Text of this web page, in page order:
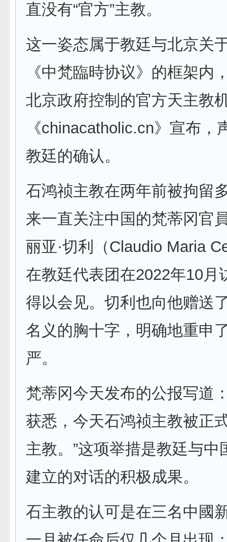
直没有“官方”主教。
这一姿态属于教廷与北京关
《中梵臨時协议》的框架内
北京政府控制的官方天主教
《chinacatholic.cn》宣布，
教廷的确认。
石鸿祯主教在两年前被拘留
来一直关注中国的梵蒂冈官
丽亚·切利（Claudio Maria
在教廷代表团在2022年10月
得以会见。切利也向他赠送
名义的胸十字，明确地重申
严。
梵蒂冈今天发布的公报写道
获悉，今天石鸿祯主教被正
主教。”这项举措是教廷与中
建立的对话的积极成果。
石主教的认可是在三名中國